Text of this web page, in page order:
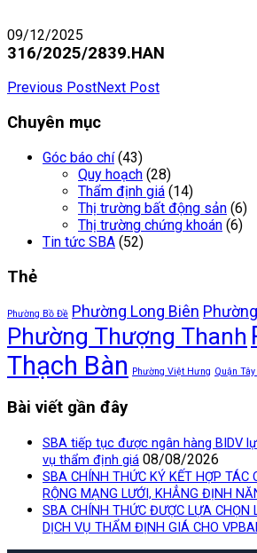
09/12/2025
316/2025/2839.HAN
Previous PostNext Post
Chuyên mục
Góc báo chí (43)
Quy hoạch (28)
Thẩm định giá (14)
Thị trường bất động sản (6)
Thị trường chứng khoán (6)
Tin tức SBA (52)
Thẻ
Phường Bồ Đề Phường Long Biên
Phường Thượng Thanh
Thạch Bàn
Phường Việt Hưng Quận
Bài viết gần đây
SBA tiếp tục được ngân hàng BIDV
vụ thẩm định giá 08/08/2026
SBA CHÍNH THỨC KÝ KẾT HỢP TÁC
RỘNG MẠNG LƯỚI, KHẲNG ĐỊNH
SBA CHÍNH THỨC ĐƯỢC LỰA CHỌN
DỊCH VỤ THẨM ĐỊNH GIÁ CHO